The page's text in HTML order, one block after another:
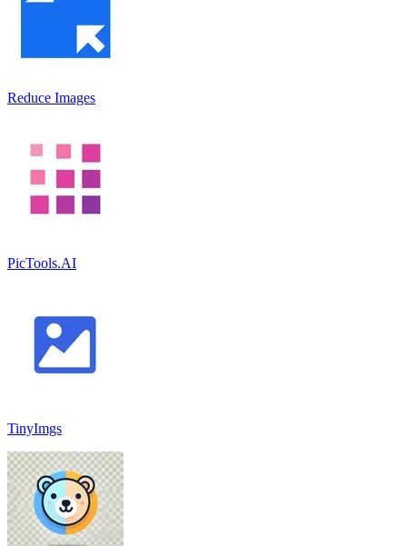
Reduce Images
PicTools.AI
TinyImgs